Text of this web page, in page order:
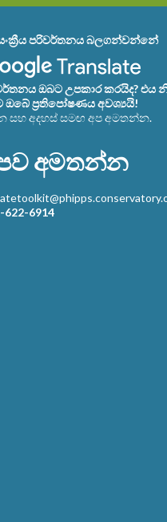
පරිවර්තනය බලගන්වන්නේ
ඔබට උපකාර කරයිද? එය
ඔබේ ප්‍රතිපෝෂණය අවශ්‍යයි!
සහ අදහස් සමඟ අප අමතන්න.
අමතන්න
622-6914